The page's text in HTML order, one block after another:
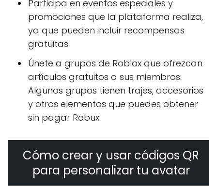
Participa en eventos especiales y
promociones que la plataforma realiza,
ya que pueden incluir recompensas
gratuitas.
Únete a grupos de Roblox que ofrezcan
artículos gratuitos a sus miembros.
Algunos grupos tienen trajes, accesorios
y otros elementos que puedes obtener
sin pagar Robux.
Cómo crear y usar códigos QR
para personalizar tu avatar